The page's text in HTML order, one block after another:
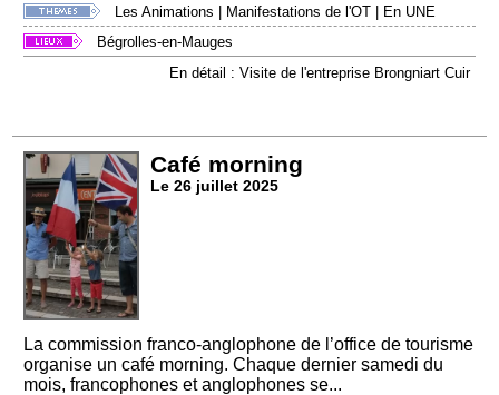
Les Animations | Manifestations de l'OT | En UNE
Bégrolles-en-Mauges
En détail : Visite de l'entreprise Brongniart Cuir
Café morning
Le 26 juillet 2025
La commission franco-anglophone de l’office de tourisme
organise un café morning. Chaque dernier samedi du
mois, francophones et anglophones se...